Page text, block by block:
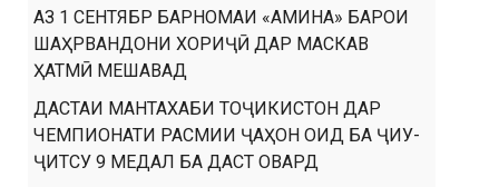
АЗ 1 СЕНТЯБР БАРНОМАИ «АМИНА» БАРОИ
ШАҲРВАНДОНИ ХОРИҶӢ ДАР МАСКАВ
ҲАТМӢ МЕШАВАД
ДАСТАИ МАНТАХАБИ ТОҶИКИСТОН ДАР
ЧЕМПИОНАТИ РАСМИИ ҶАҲОН ОИД БА ҶИУ-
ҶИТСУ 9 МЕДАЛ БА ДАСТ ОВАРД